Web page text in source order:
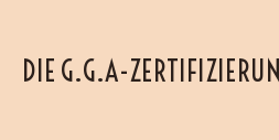
DIE G.G.A-